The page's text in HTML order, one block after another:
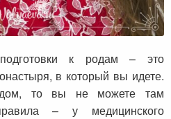
к родам – это
в который вы идете.
то вы не можете там
– у медицинского